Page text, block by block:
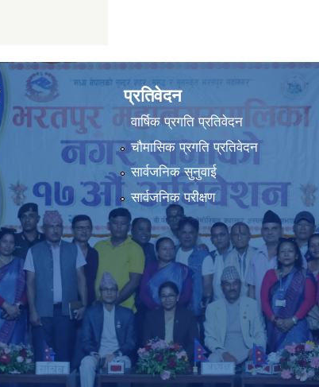
प्रतिवेदन
वार्षिक प्रगति प्रतिवेदन
चौमासिक प्रगति प्रतिवेदन
सार्वजनिक सुनुवाई
सार्वजनिक परीक्षण